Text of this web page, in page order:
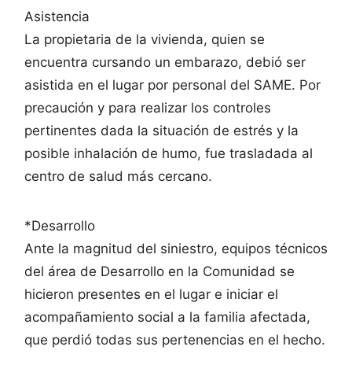
Asistencia
La propietaria de la vivienda, quien se
encuentra cursando un embarazo, debió ser
asistida en el lugar por personal del SAME. Por
precaución y para realizar los controles
pertinentes dada la situación de estrés y la
posible inhalación de humo, fue trasladada al
centro de salud más cercano.
*Desarrollo
Ante la magnitud del siniestro, equipos técnicos
del área de Desarrollo en la Comunidad se
hicieron presentes en el lugar e iniciar el
acompañamiento social a la familia afectada,
que perdió todas sus pertenencias en el hecho.